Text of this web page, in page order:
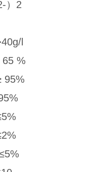
）2
l
%
95%